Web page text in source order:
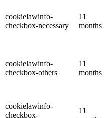
cookielawinfo-
checkbox-necessary
11
months
cookielawinfo-
checkbox-others
11
months
cookielawinfo-
checkbox-
11